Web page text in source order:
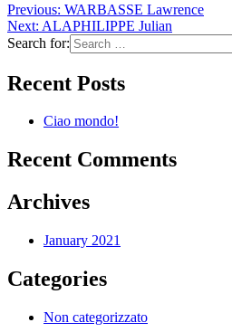
Previous: WARBASSE Lawrence
Next: ALAPHILIPPE Julian
Search for:
Recent Posts
Ciao mondo!
Recent Comments
Archives
January 2021
Categories
Non categorizzato